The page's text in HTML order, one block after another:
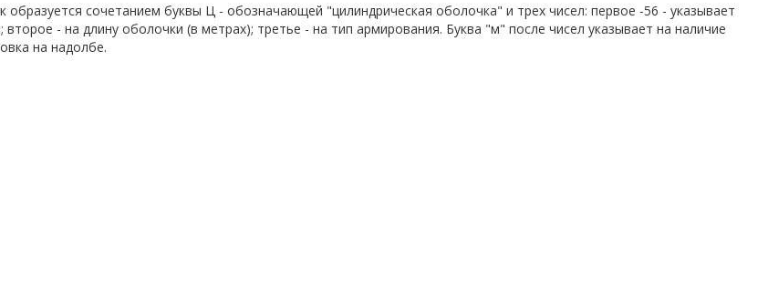
образуется сочетанием буквы Ц - обозначающей "цилиндрическая оболочка" и трех чисел: первое -56 - указывает
- на длину оболочки (в метрах); третье - на тип армирования. Буква "м" после чисел указывает на наличие
на надолбе.